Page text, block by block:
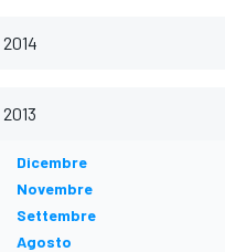
2014
2013
Dicembre
Novembre
Settembre
Agosto